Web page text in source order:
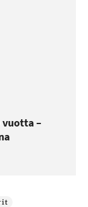
vuotta –